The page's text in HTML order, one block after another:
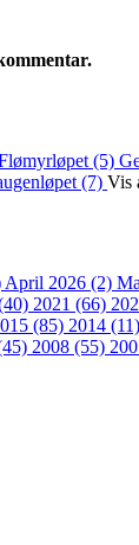
(5)
(7) Vis
April 2026 (2)
2021 (66)
(85) 2014 (11)
2008 (55)